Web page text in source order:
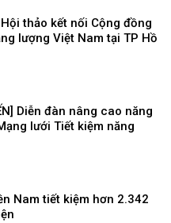
thảo kết nối Cộng đồng
lượng Việt Nam tại TP Hồ
Diễn đàn nâng cao năng
lưới Tiết kiệm năng
Nam tiết kiệm hơn 2.342